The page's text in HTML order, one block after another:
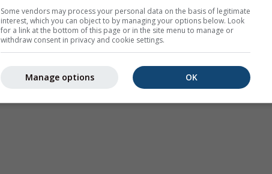
Some vendors may process your personal data on the basis of legitimate
interest, which you can object to by managing your options below. Look
for a link at the bottom of this page or in the site menu to manage or
withdraw consent in privacy and cookie settings.
OK
Manage options